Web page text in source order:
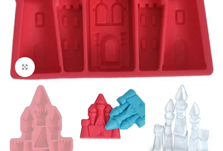
kattints a kinagyításhoz